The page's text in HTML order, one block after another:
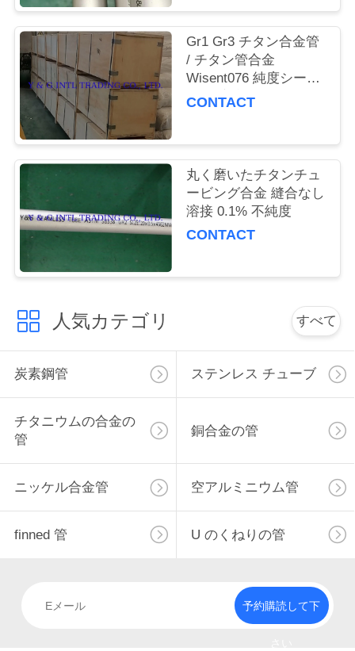
理
私
達
に
連
絡
し
い
ニ
ュ
ー
場
Gr1 Gr3 チタン合金管
/ チタン管合金
Wisent076 純度シーム
レス 溶接直管
CONTACT
丸く磨いたチタンチュ
ービング合金 縫合なし
溶接 0.1% 不純度
CONTACT
人気カテゴリ すべて
炭素鋼管 ステンレス チューブ
チタニウムの合金の
管
銅合金の管
ニッケル合金管 空アルミニウム管
finned 管 U のくねりの管
予約購読して下